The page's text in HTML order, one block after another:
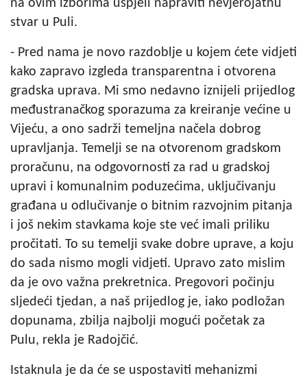
na ovim izborima uspjeli napraviti nevjerojatnu
stvar u Puli.
- Pred nama je novo razdoblje u kojem ćete vidjeti
kako zapravo izgleda transparentna i otvorena
gradska uprava. Mi smo nedavno iznijeli prijedlog
međustranačkog sporazuma za kreiranje većine u
Vijeću, a ono sadrži temeljna načela dobrog
upravljanja. Temelji se na otvorenom gradskom
proračunu, na odgovornosti za rad u gradskoj
upravi i komunalnim poduzećima, uključivanju
građana u odlučivanje o bitnim razvojnim pitanja
i još nekim stavkama koje ste već imali priliku
pročitati. To su temelji svake dobre uprave, a koju
do sada nismo mogli vidjeti. Upravo zato mislim
da je ovo važna prekretnica. Pregovori počinju
sljedeći tjedan, a naš prijedlog je, iako podložan
dopunama, zbilja najbolji mogući početak za
Pulu, rekla je Radojčić.
Istaknula je da će se uspostaviti mehanizmi